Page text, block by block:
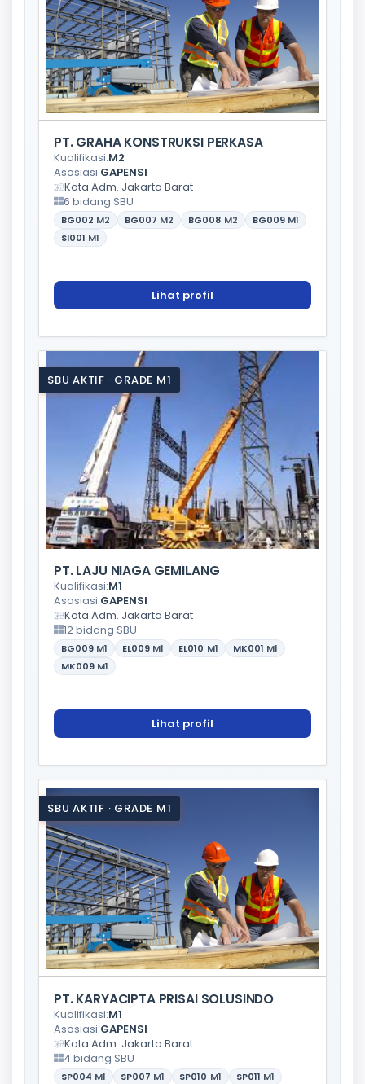
PT. GRAHA KONSTRUKSI PERKASA
Kualifikasi:M2
Asosiasi:GAPENSI
Kota Adm. Jakarta Barat
6 bidang SBU
BG002 M2 BG007 M2 BG008 M2 BG009 M1
SI001 M1
Lihat profil
SBU AKTIF · GRADE M1
PT. LAJU NIAGA GEMILANG
Kualifikasi:M1
Asosiasi:GAPENSI
Kota Adm. Jakarta Barat
12 bidang SBU
BG009 M1 EL009 M1 EL010 M1 MK001 M1
MK009 M1
Lihat profil
SBU AKTIF · GRADE M1
PT. KARYACIPTA PRISAI SOLUSINDO
Kualifikasi:M1
Asosiasi:GAPENSI
Kota Adm. Jakarta Barat
4 bidang SBU
SP004 M1 SP007 M1 SP010 M1 SP011 M1